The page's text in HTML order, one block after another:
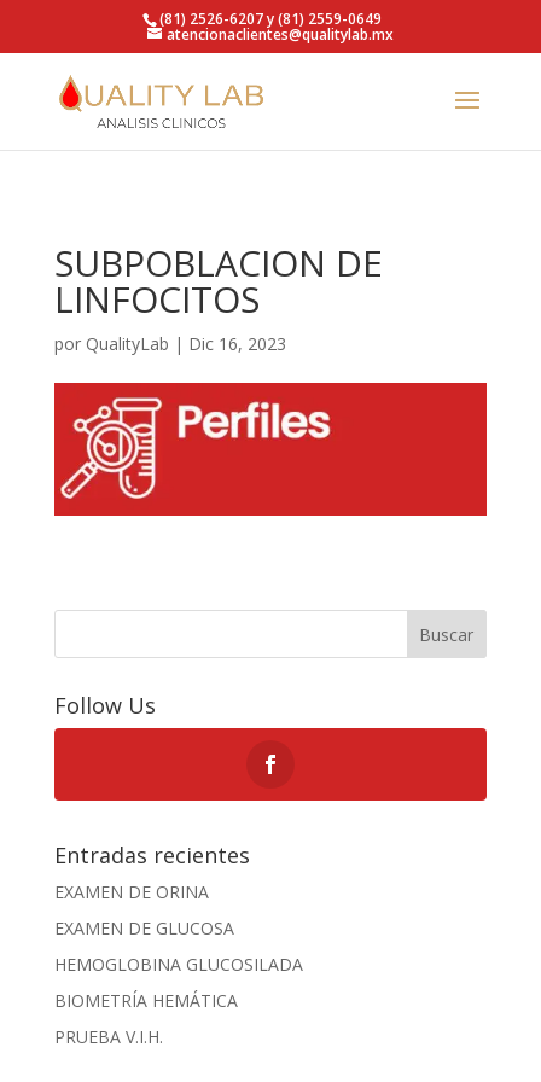
https://qualitylab.mx/(81) 2526-6207 y (81) 2559-0649
atencionaclientes@qualitylab.mx
SUBPOBLACION DE
LINFOCITOS
por QualityLab | Dic 16, 2023
Buscar
Follow Us
Entradas recientes
EXAMEN DE ORINA
EXAMEN DE GLUCOSA
HEMOGLOBINA GLUCOSILADA
BIOMETRÍA HEMÁTICA
PRUEBA V.I.H.